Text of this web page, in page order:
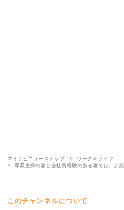
マイナビニューストップ
ワーク＆ライフ
専業主婦の妻と会社員経験のある妻では、加
このチャンネルについて